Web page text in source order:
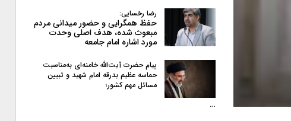
رضا رخسایی:
حفظ همگرایی و حضور میدانی مردم
مبعوث شده، هدف اصلی وحدت
مورد اشاره امام جامعه
پیام حضرت آیت‌الله خامنه‌ای به‌مناسبت
حماسه عظیم بدرقه امام شهید و تبیین
مسائل مهم کشور؛
…